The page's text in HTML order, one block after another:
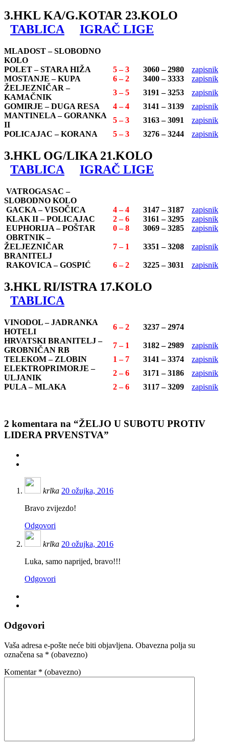
3.HKL KA/G.KOTAR 23.KOLO
TABLICA
IGRAČ LIGE
MLADOST – SLOBODNO
KOLO
POLET – STARA HIŽA
5 – 3 3060 – 2980
zapisnik
MOSTANJE – KUPA
6 – 2 3400 – 3333
zapisnik
ŽELJEZNIČAR –
KAMAČNIK
3 – 5 3191 – 3253
zapisnik
GOMIRJE – DUGA RESA
4 – 4 3141 – 3139
zapisnik
MANTINELA – GORANKA
II
5 – 3 3163 – 3091
zapisnik
POLICAJAC – KORANA
5 – 3 3276 – 3244 zapisnik
3.HKL OG/LIKA 21.KOLO
TABLICA
IGRAČ LIGE
VATROGASAC –
SLOBODNO KOLO
GACKA – VISOČICA
4 – 4 3147 – 3187
zapisnik
KLAK II – POLICAJAC
2 – 6 3161 – 3295
zapisnik
EUPHORIJA – POŠTAR
0 – 8 3069 – 3285
zapisnik
OBRTNIK –
ŽELJEZNIČAR
BRANITELJ
7 – 1 3351 – 3208 zapisnik
RAKOVICA – GOSPIĆ 6 – 2 3225 – 3031 zapisnik
3.HKL RI/ISTRA 17.KOLO
TABLICA
VINODOL – JADRANKA
HOTELI
6 – 2
3237 – 2974
HRVATSKI BRANITELJ –
GROBNIČAN RB
7 – 1 3182 – 2989
zapisnik
TELEKOM – ZLOBIN
1 – 7 3141 – 3374
zapisnik
ELEKTROPRIMORJE –
ULJANIK
2 – 6 3171 – 3186
zapisnik
PULA – MLAKA
2 – 6 3117 – 3209 zapisnik
2 komentara na “ŽELJO U SUBOTU PROTIV
LIDERA PRVENSTVA”
krlka 20 ožujka, 2016
Bravo zvijezdo!
Odgovori
krlka 20 ožujka, 2016
Luka, samo naprijed, bravo!!!
Odgovori
Odgovori
Vaša adresa e-pošte neće biti objavljena. Obavezna polja su
označena sa * (obavezno)
Komentar * (obavezno)